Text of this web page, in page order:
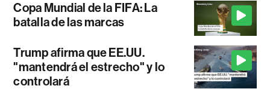
Copa Mundial de la FIFA: La
batalla de las marcas
Trump afirma que EE.UU.
"mantendrá el estrecho" y lo
controlará